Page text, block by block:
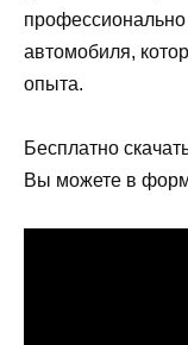
автомобиля,
опыта.
Бесплатно
Вы можете в